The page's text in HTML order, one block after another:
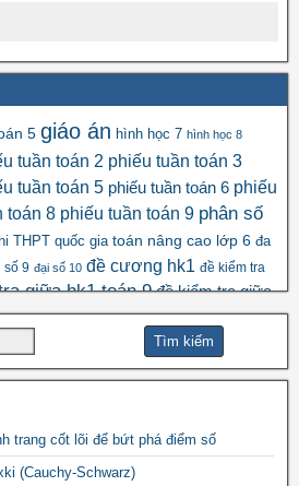
5 giáo án hình học 7 hình học 8
tuần toán 2 phiếu tuần toán 3
tuần toán 5 phiếu tuần toán 6 phiếu
toán 8 phiếu tuần toán 9 phân số
THPT quốc gia toán nâng cao lớp 6 đa
số 9 đại số 10 đề cương hk1 đề kiểm tra
giữa hk1 toán 9 đề kiểm tra giữa
đề thi hk1 toán 6
hk1 toán 9đề thi hk2 toán
đề thi
hsg toán 9 đề thi olympic
thi toán chuyên
trang cốt lõi để bứt phá điểm số
(Cauchy-Schwarz)